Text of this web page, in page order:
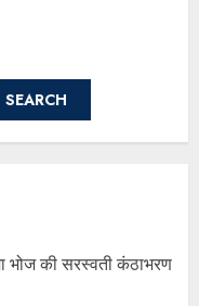
SEARCH
भोज की सरस्वती कंठाभरण